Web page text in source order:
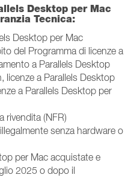
Desktop per Mac
Tecnica:
Desktop per Mac
del Programma di licenze a
a Parallels Desktop
licenze a Parallels Desktop
a Parallels Desktop per
rivendita (NFR)
senza hardware o
per Mac acquistate e
2025 o dopo il